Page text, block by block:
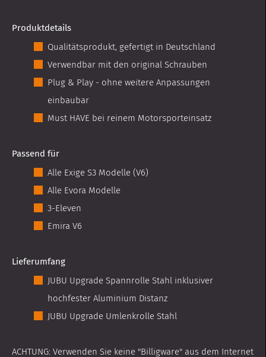
Produktdetails
Qualitätsprodukt, gefertigt in Deutschland
Verwendbar mit den original Schrauben
Plug & Play - ohne weitere Anpassungen
einbaubar
Must HAVE bei reinem Motorsporteinsatz
Passend für
Alle Exige S3 Modelle (V6)
Alle Evora Modelle
3-Eleven
Emira V6
Lieferumfang
JUBU Upgrade Spannrolle Stahl inklusiver
hochfester Aluminium Distanz
JUBU Upgrade Umlenkrolle Stahl
ACHTUNG: Verwenden Sie keine "Billigware" aus dem Internet